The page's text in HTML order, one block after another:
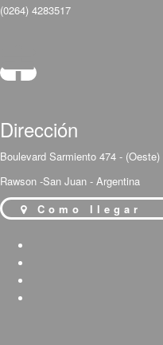
(0264) 4283517
Dirección
Boulevard Sarmiento 474 -
Rawson -San Juan - Argentina
Como llegar